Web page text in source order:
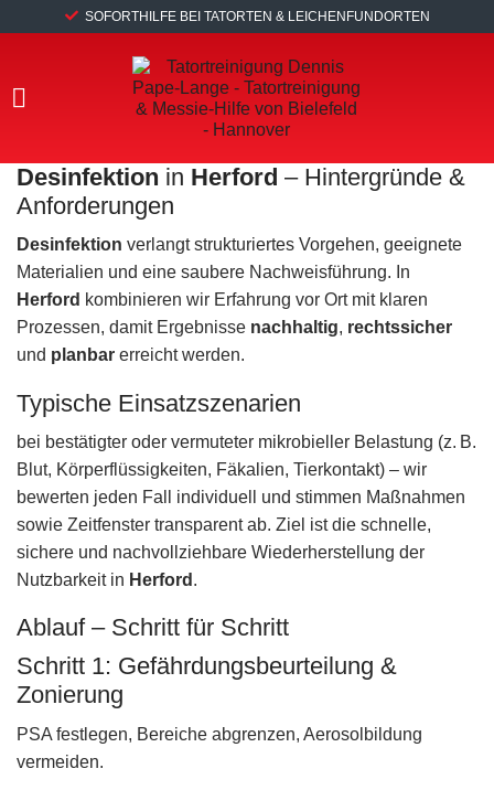
SOFORTHILFE BEI TATORTEN & LEICHENFUNDORTEN
Desinfektion in Herford – Hintergründe &
Anforderungen
Desinfektion verlangt strukturiertes Vorgehen, geeignete
Materialien und eine saubere Nachweisführung. In
Herford kombinieren wir Erfahrung vor Ort mit klaren
Prozessen, damit Ergebnisse nachhaltig, rechtssicher
und planbar erreicht werden.
Typische Einsatzszenarien
bei bestätigter oder vermuteter mikrobieller Belastung (z. B.
Blut, Körperflüssigkeiten, Fäkalien, Tierkontakt) – wir
bewerten jeden Fall individuell und stimmen Maßnahmen
sowie Zeitfenster transparent ab. Ziel ist die schnelle,
sichere und nachvollziehbare Wiederherstellung der
Nutzbarkeit in Herford .
Ablauf – Schritt für Schritt
Schritt 1: Gefährdungsbeurteilung &
Zonierung
PSA festlegen, Bereiche abgrenzen, Aerosolbildung
vermeiden.